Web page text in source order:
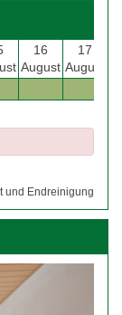
16
August
17
August
und Endreinigung